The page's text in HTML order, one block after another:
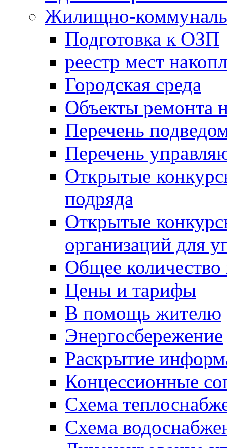
Жилищно-
Подготовка к ОЗП
реестр мест
Городская среда
Объекты ремонта
Перечень
Перечень
Открытые
подряда
Открытые
организаций для
Общее
Цены и тарифы
В помощь жителю
Энергосбережение
Раскрытие
Концессионные
Схема
Схема